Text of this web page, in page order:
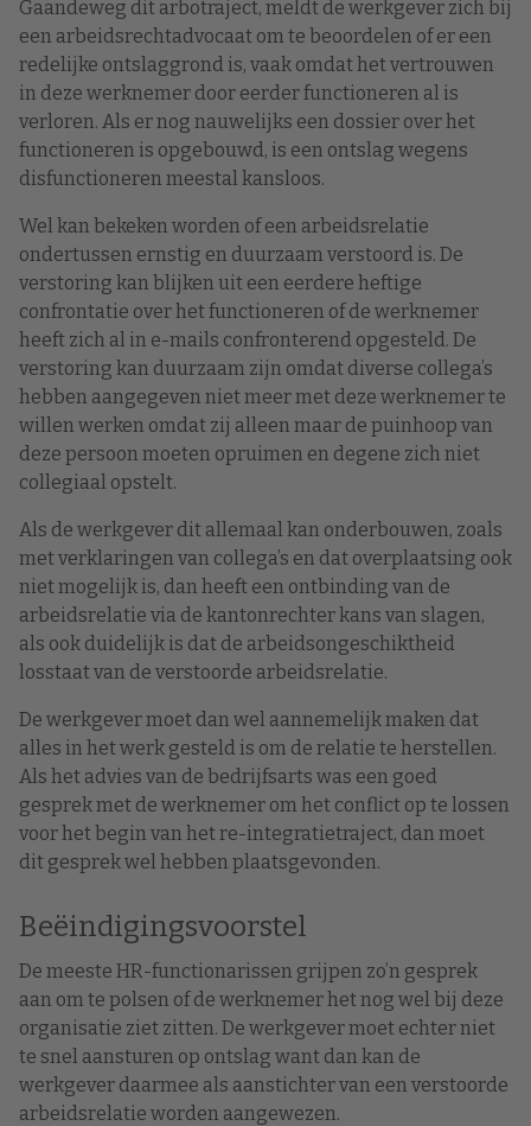
Gaandeweg dit arbotraject, meldt de werkgever zich bij
een arbeidsrechtadvocaat om te beoordelen of er een
redelijke ontslaggrond is, vaak omdat het vertrouwen
in deze werknemer door eerder functioneren al is
verloren. Als er nog nauwelijks een dossier over het
functioneren is opgebouwd, is een ontslag wegens
disfunctioneren meestal kansloos.
Wel kan bekeken worden of een arbeidsrelatie
ondertussen ernstig en duurzaam verstoord is. De
verstoring kan blijken uit een eerdere heftige
confrontatie over het functioneren of de werknemer
heeft zich al in e-mails confronterend opgesteld. De
verstoring kan duurzaam zijn omdat diverse collega’s
hebben aangegeven niet meer met deze werknemer te
willen werken omdat zij alleen maar de puinhoop van
deze persoon moeten opruimen en degene zich niet
collegiaal opstelt.
Als de werkgever dit allemaal kan onderbouwen, zoals
met verklaringen van collega’s en dat overplaatsing ook
niet mogelijk is, dan heeft een ontbinding van de
arbeidsrelatie via de kantonrechter kans van slagen,
als ook duidelijk is dat de arbeidsongeschiktheid
losstaat van de verstoorde arbeidsrelatie.
De werkgever moet dan wel aannemelijk maken dat
alles in het werk gesteld is om de relatie te herstellen.
Als het advies van de bedrijfsarts was een goed
gesprek met de werknemer om het conflict op te lossen
voor het begin van het re-integratietraject, dan moet
dit gesprek wel hebben plaatsgevonden.
Beëindigingsvoorstel
De meeste HR-functionarissen grijpen zo’n gesprek
aan om te polsen of de werknemer het nog wel bij deze
organisatie ziet zitten. De werkgever moet echter niet
te snel aansturen op ontslag want dan kan de
werkgever daarmee als aanstichter van een verstoorde
arbeidsrelatie worden aangewezen.